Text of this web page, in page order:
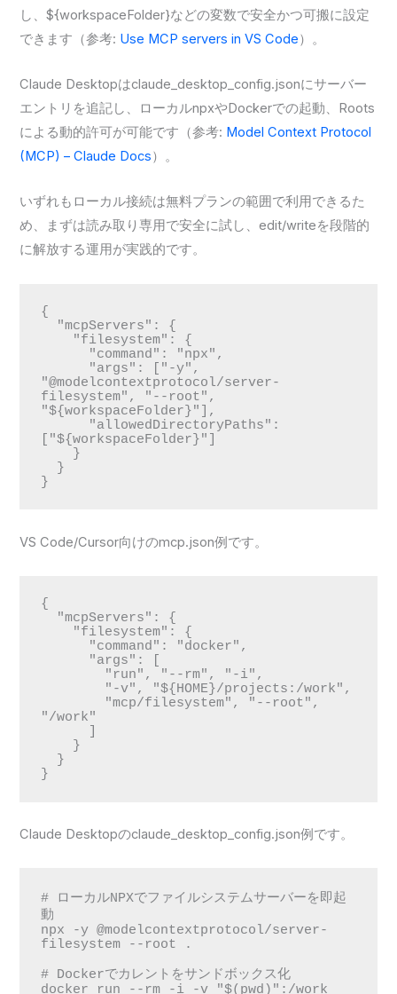
し、${workspaceFolder}などの変数で安全かつ可搬に設定
できます（参考: Use MCP servers in VS Code）。
Claude Desktopはclaude_desktop_config.jsonにサーバー
エントリを追記し、ローカルnpxやDockerでの起動、Roots
による動的許可が可能です（参考: Model Context Protocol
(MCP) – Claude Docs）。
いずれもローカル接続は無料プランの範囲で利用できるた
め、まずは読み取り専用で安全に試し、edit/writeを段階的
に解放する運用が実践的です。
{
"@modelcontextprotocol/server-
filesystem", "--root",
"${workspaceFolder}"],
["${workspaceFolder}"]
}
VS Code/Cursor向けのmcp.json例です。
{
"/work"
}
Claude Desktopのclaude_desktop_config.json例です。
# ローカルNPXでファイルシステムサーバーを即起
動
npx -y @modelcontextprotocol/server-
filesystem --root .
# Dockerでカレントをサンドボックス化
docker run --rm -i -v "$(pwd)":/work